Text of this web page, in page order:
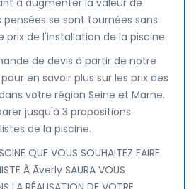
à augmenter la valeur de
se sont tournées sans
prix de l'installation de la piscine.
de devis à partir de notre
en savoir plus sur les prix des
votre région Seine et Marne.
jusqu'à 3 propositions
de la piscine.
QUE VOUS SOUHAITEZ FAIRE
À Ãverly SAURA VOUS